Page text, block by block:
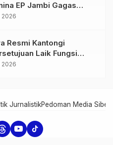
EP Jambi Gagas
Batik Eco-Print
2026
Resmi Kantongi
Laik Fungsi
Musi V Tol
2026
JurnalistikPedoman Media Siber